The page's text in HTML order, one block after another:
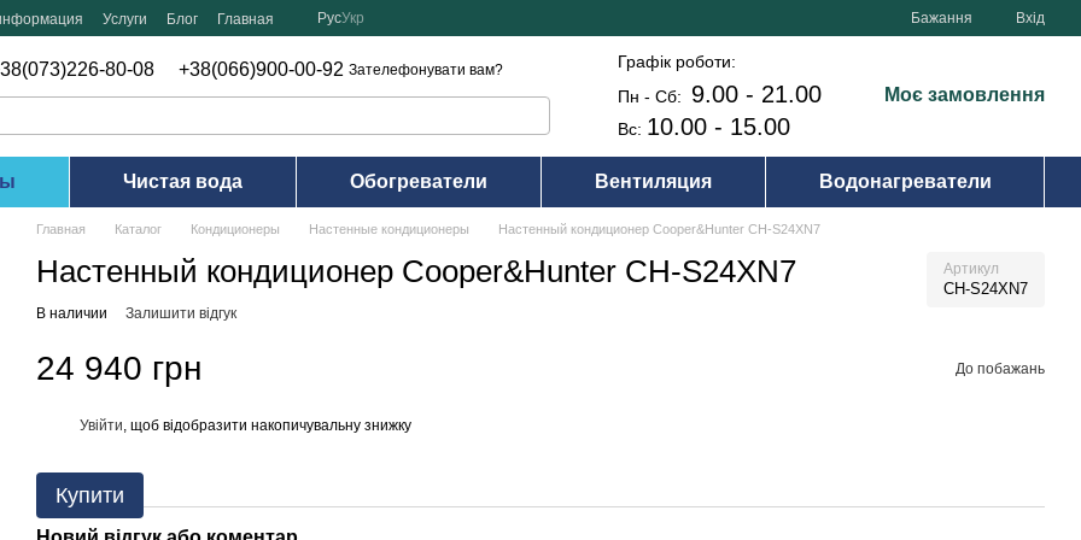
Услуги Блог Главная РусУкр Бажання Вхід
80-08 +38(066)900-00-92 Зателефонувати вам?
Графік роботи:
Пн - Сб: 9.00 - 21.00
Вс: 10.00 - 15.00
Моє замовлення
Чистая вода Обогреватели Вентиляция Водонагреватели
Главная Каталог Кондиционеры Настенные кондиционеры Настенный кондиционер Cooper&Hunter CH-S24XN7
Настенный кондиционер Cooper&Hunter CH-S24XN7 Артикул
CH-S24XN7
В наличии Залишити відгук
24 940 грн До побажань
Увійти , щоб відобразити накопичувальну знижку
Купити